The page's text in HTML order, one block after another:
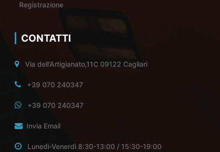
Registrazione
CONTATTI
Via dell'Artigianato,11C 09122 Cagliari
+39 070 240347
+39 070 240347
Invia Email
Lunedì-Venerdì 8:30-13:00 / 15:30-19:00